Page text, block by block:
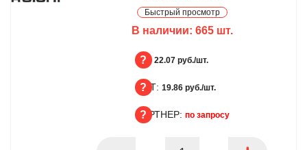
Быстрый просмотр
В наличии: 665 шт.
БЦ: 22.07 руб./шт.
ОПТ: 19.86 руб./шт.
ПАРТНЕР: по запросу